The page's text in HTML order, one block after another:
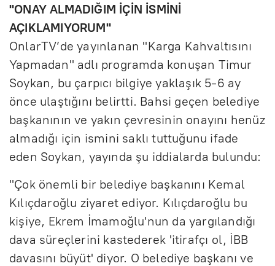
"ONAY ALMADIĞIM İÇİN İSMİNİ
AÇIKLAMIYORUM"
OnlarTV’de yayınlanan "Karga Kahvaltısını
Yapmadan" adlı programda konuşan Timur
Soykan, bu çarpıcı bilgiye yaklaşık 5-6 ay
önce ulaştığını belirtti. Bahsi geçen belediye
başkanının ve yakın çevresinin onayını henüz
almadığı için ismini saklı tuttuğunu ifade
eden Soykan, yayında şu iddialarda bulundu:
"Çok önemli bir belediye başkanını Kemal
Kılıçdaroğlu ziyaret ediyor. Kılıçdaroğlu bu
kişiye, Ekrem İmamoğlu'nun da yargılandığı
dava süreçlerini kastederek 'itirafçı ol, İBB
davasını büyüt' diyor. O belediye başkanı ve